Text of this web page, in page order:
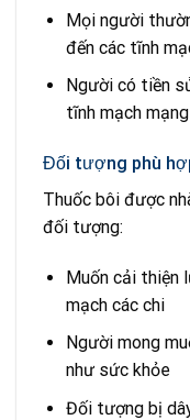
Mọi người
đến các tĩnh
Người có tiền
tĩnh mạch mạng
Đối tượng phù
Thuốc bôi được
đối tượng:
Muốn cải thiện
mạch các chi
Người mong
như sức khỏe
Đối tượng bị